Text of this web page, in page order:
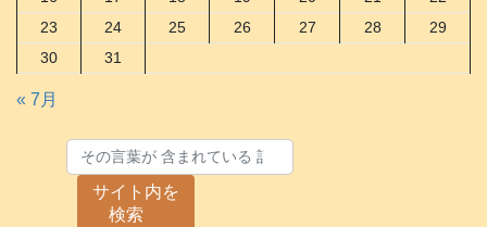
23
24 25 26 27 28
29
30
31
« 7月
サイト内を
検索